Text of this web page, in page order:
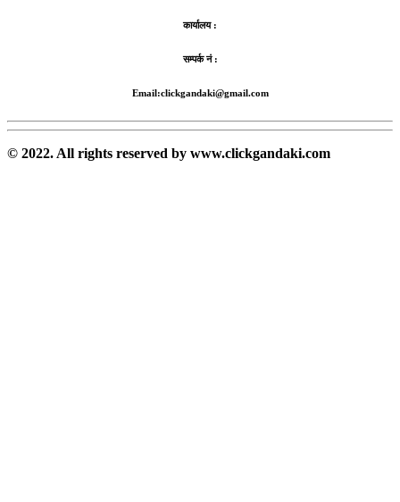
कार्यालय :
सम्पर्क नं :
Email:clickgandaki@gmail.com
© 2022. All rights reserved by www.clickgandaki.com